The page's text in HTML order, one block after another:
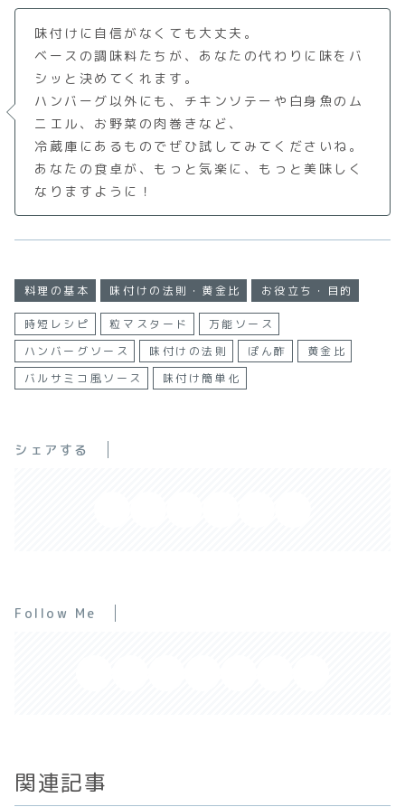
味付けに自信がなくても大丈夫。
ベースの調味料たちが、あなたの代わりに味をバ
シッと決めてくれます。
ハンバーグ以外にも、チキンソテーや白身魚のム
ニエル、お野菜の肉巻きなど、
冷蔵庫にあるものでぜひ試してみてくださいね。
あなたの食卓が、もっと気楽に、もっと美味しく
なりますように！
料理の基本 味付けの法則・黄金比 お役立ち・目的
時短レシピ 粒マスタード
万能ソース
ハンバーグソース
味付けの法則 ぽん酢
黄金比
バルサミコ風ソース
味付け簡単化
シェアする
Follow Me
関連記事